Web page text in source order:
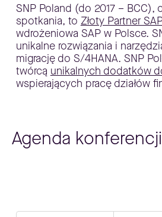
SNP Poland (do 2017 – BCC),
spotkania, to Złoty Partner
wdrożeniowa SAP w Polsce.
unikalne rozwiązania i
migrację do S/4HANA. SNP
twórcą unikalnych dodatków
wspierających pracę działów
Agenda konferencji